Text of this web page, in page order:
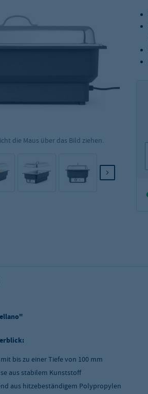
die Maus über das Bild ziehen.
bis zu einer Tiefe von 100 mm
aus stabilem Kunststoff
aus hitzebeständigem Polypropylen